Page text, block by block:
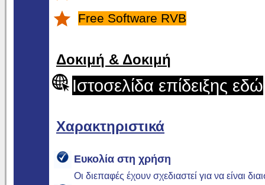
Free Software RVB
Δοκιμή & Δοκιμή
Ιστοσελίδα επίδειξης εδώ
Χαρακτηριστικά
Ευκολία στη χρήση
Οι διεπαφές έχουν σχεδιαστεί για να είναι